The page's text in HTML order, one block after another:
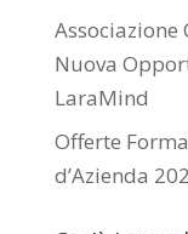
Nuova
LaraMind
Offerte
d’Azienda